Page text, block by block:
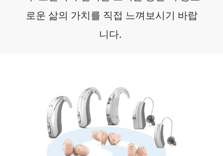
로운 삶의 가치를 직접 느껴보시기 바랍
니다.